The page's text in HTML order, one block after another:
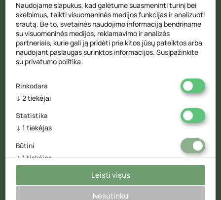
Telefonas+370 615 48042
El.paštasinfo@skaitmeninessypsenos.lt
AdresasS. Žukausko g. 4, Vilnius
Kontaktai
+370 607 06275
El.paštasinfo@andziulioklinika.lt
AdresasVeiverių g. 113, Kaunas
Tekstinis ir grafinis svetainės turinys priklauso implantacija.lt ir
negali būti naudojamas kituose šaltiniuose be mūsų leidimo ir be
© 2026 implantacija.lt /
Naudojame slapukus, kad galėtume suasmeninti turinį bei
skelbimus, teikti visuomeninės medijos funkcijas ir analizuoti
srautą. Be to, svetainės naudojimo informaciją bendriname
su visuomeninės medijos, reklamavimo ir analizės
partneriais, kurie gali ją pridėti prie kitos jūsų pateiktos arba
naudojant paslaugas surinktos informacijos. Susipažinkite
su privatumo politika.
Rinkodara
↓ 2tiekėjai
Statistika
↓ 1 tiekėjas
Būtini
↓1tiekėjas
Leisti visus
Nesutinku